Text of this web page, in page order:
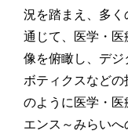
況を踏まえ、多
通じて、医学・
像を俯瞰し、デジ
ボティクスなど
のように医学・医
エンス～みらい